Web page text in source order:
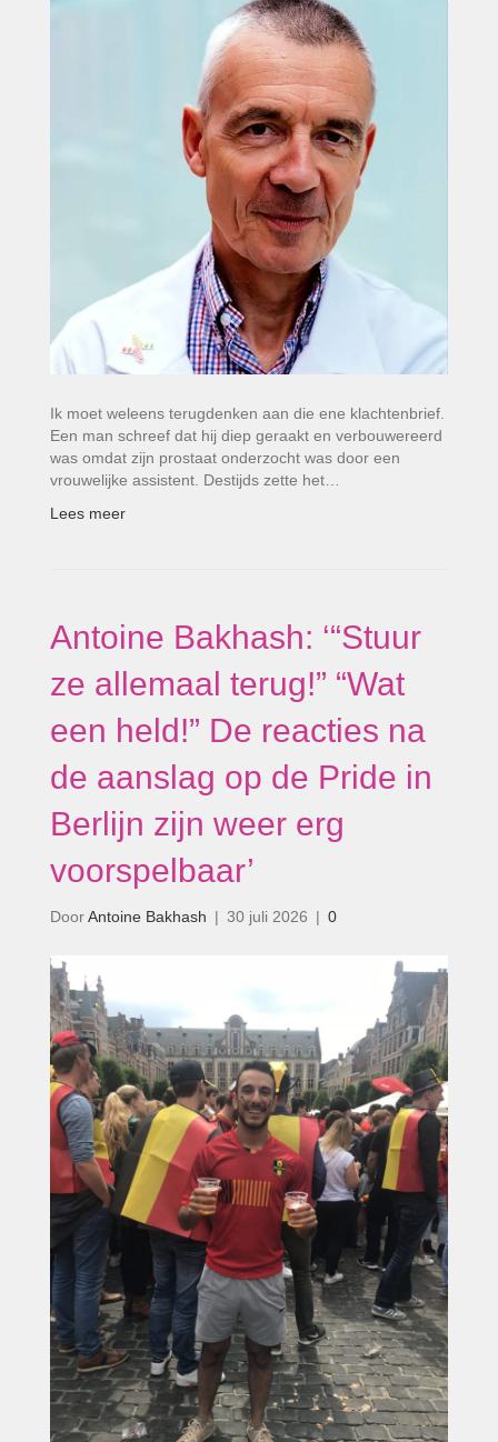
Ik moet weleens terugdenken aan die ene klachtenbrief.
Een man schreef dat hij diep geraakt en verbouwereerd
was omdat zijn prostaat onderzocht was door een
vrouwelijke assistent. Destijds zette het…
Lees meer
Antoine Bakhash: ‘“Stuur
ze allemaal terug!” “Wat
een held!” De reacties na
de aanslag op de Pride in
Berlijn zijn weer erg
voorspelbaar’
DoorAntoine Bakhash | 30 juli 2026 | 0